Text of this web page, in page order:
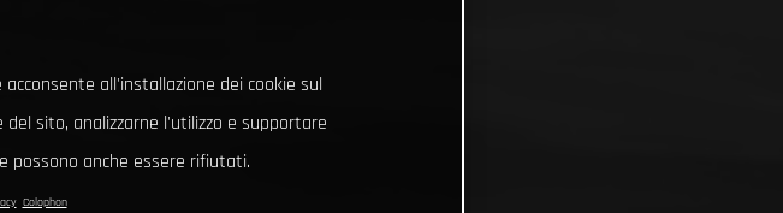
all'installazione dei cookie sul
sito, analizzarne l'utilizzo e supportare
possono anche essere rifiutati.
Colophon